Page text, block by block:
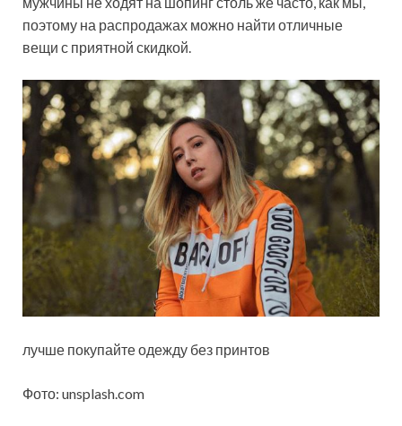
поэтому на распродажах можно найти отличные
вещи с приятной скидкой.
лучше покупайте одежду без принтов
Фото: unsplash.com